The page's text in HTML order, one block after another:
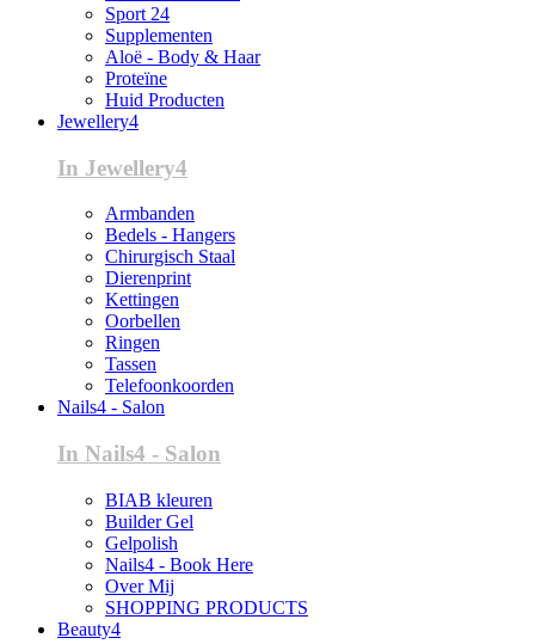
Sport 24
Supplementen
Aloë - Body & Haar
Proteïne
Huid Producten
Jewellery4
In Jewellery4
Armbanden
Bedels - Hangers
Chirurgisch Staal
Dierenprint
Kettingen
Oorbellen
Ringen
Tassen
Telefoonkoorden
Nails4 - Salon
In Nails4 - Salon
BIAB kleuren
Builder Gel
Gelpolish
Nails4 - Book Here
Over Mij
SHOPPING PRODUCTS
Beauty4